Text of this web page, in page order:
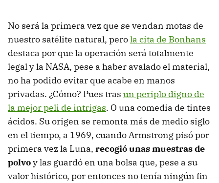
No será la primera vez que se vendan motas de
nuestro satélite natural, perola cita de Bonhans
destaca por que la operación será totalmente
legal y la NASA, pese a haber avalado el material,
no ha podido evitar que acabe en manos
privadas. ¿Cómo? Pues tras un periplo digno de
la mejor peli de intrigas. O una comedia de tintes
ácidos. Su origen se remonta más de medio siglo
en el tiempo, a 1969, cuando Armstrong pisó por
primera vez la Luna, recogió unas muestras de
polvoy las guardó en una bolsa que, pese a su
valor histórico, por entonces no tenía ningún fin